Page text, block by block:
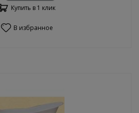
Купить в 1 клик
В избранное